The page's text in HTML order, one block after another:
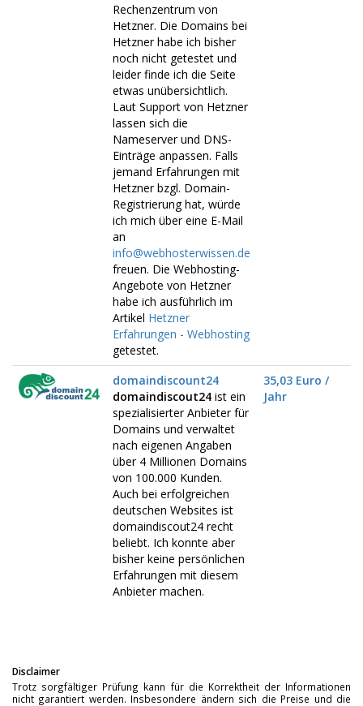
Rechenzentrum von
Hetzner. Die Domains bei
Hetzner habe ich bisher
noch nicht getestet und
leider finde ich die Seite
etwas unübersichtlich.
Laut Support von Hetzner
lassen sich die
Nameserver und DNS-
Einträge anpassen. Falls
jemand Erfahrungen mit
Hetzner bzgl. Domain-
Registrierung hat, würde
ich mich über eine E-Mail
an
info@webhosterwissen.de
freuen. Die Webhosting-
Angebote von Hetzner
habe ich ausführlich im
Artikel Hetzner
Erfahrungen - Webhosting
getestet.
domaindiscount24
domaindiscout24 ist ein
spezialisierter Anbieter für
Domains und verwaltet
nach eigenen Angaben
über 4 Millionen Domains
von 100.000 Kunden.
Auch bei erfolgreichen
deutschen Websites ist
domaindiscout24 recht
beliebt. Ich konnte aber
bisher keine persönlichen
Erfahrungen mit diesem
Anbieter machen.
35,03 Euro /
Jahr
Disclaimer
Trotz sorgfältiger Prüfung kann für die Korrektheit der Informationen
nicht garantiert werden. Insbesondere ändern sich die Preise und die